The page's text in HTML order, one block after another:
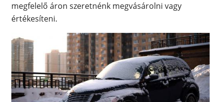
megfelelő áron szeretnénk megvásárolni vagy
értékesíteni.